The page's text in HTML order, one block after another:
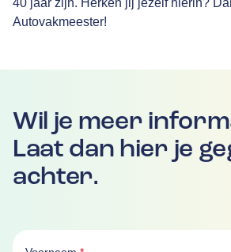
40 jaar zijn. Herken jij jezelf hierin?
Autovakmeester!
Wil je meer
Laat dan hier je
achter.